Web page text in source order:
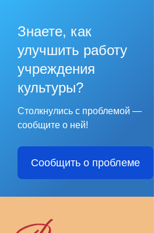
Знаете, как
улучшить работу
учреждения
культуры?
Столкнулись с проблемой —
сообщите о ней!
Сообщить о проблеме